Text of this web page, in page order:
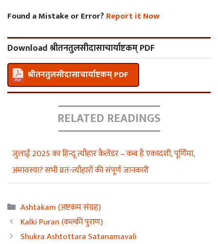
Found a Mistake or Error? Report it Now
Download श्रीतनतुलसीदासाचार्याष्टकम् PDF
श्रीतनतुलसीदासाचार्याष्टकम् PDF
RELATED READINGS
जुलाई 2025 का हिन्दू त्यौहार कैलेंडर – कब है एकादशी, पूर्णिमा,
अमावस्या? सभी व्रत-त्यौहारों की संपूर्ण जानकारी
Categories
Ashtakam (अष्टकम संग्रह)
Kalki Puran (कल्की पुराण)
Shukra Ashtottara Satanamavali